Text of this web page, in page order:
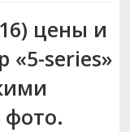
цены и
«5-series»
фото.